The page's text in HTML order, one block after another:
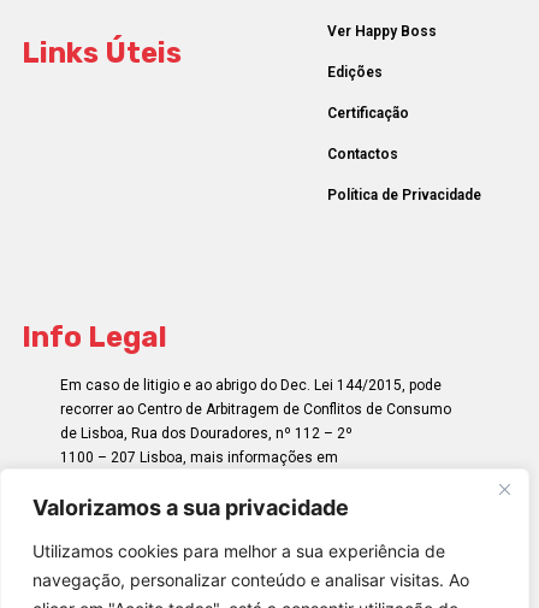
Valorizamos a sua privacidade
Utilizamos cookies para melhor a sua experiência de
navegação, personalizar conteúdo e analisar visitas. Ao
Links Úteis
Ver Happy Boss
Edições
Certificação
Contactos
Política de Privacidade
Info Legal
Em caso de litigio e ao abrigo do Dec. Lei 144/2015, pode
recorrer ao Centro de Arbitragem de Conflitos de Consumo
de Lisboa, Rua dos Douradores, nº 112 – 2º
1100 – 207 Lisboa, mais informações em